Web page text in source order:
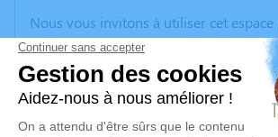
Nous vous invitons à utiliser cet
vos condoléances, partager des photos
anecdote ou exprimer vos pensées à
poèmes ou des textes. Cet endroit est
d'expression dédié à honorer la
PREVOST.